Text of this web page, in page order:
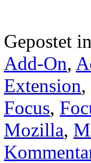
Gepostet in
Add-On,
Extension,
Focus,
Mozilla,